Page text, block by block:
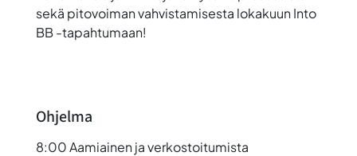
sekä pitovoiman vahvistamisesta lokakuun Into
BB -tapahtumaan!
Ohjelma
8:00 Aamiainen ja verkostoitumista